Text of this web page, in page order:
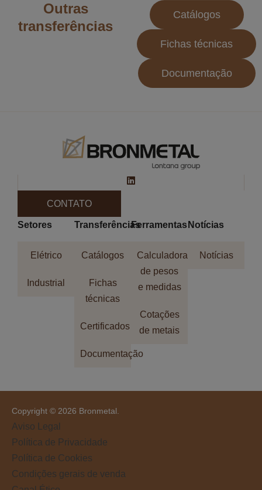
Outras
transferências
Catálogos
Fichas técnicas
Documentação
CONTATO
Setores
Elétrico
Industrial
Transferências
Catálogos
Fichas
técnicas
Certificados
Documentação
Ferramentas
Calculadora
de pesos
e medidas
Cotações
de metais
Notícias
Notícias
Copyright © 2026 Bronmetal.
Aviso Legal
Política de Privacidade
Política de Cookies
Condições gerais de venda